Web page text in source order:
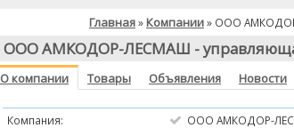
Главная» Компании» ООО
ООО АМКОДОР-ЛЕСМАШ -
О компании Товары Объявления Новости
Компания:
ООО АМКОДОР-